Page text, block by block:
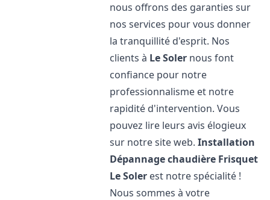
nous offrons des garanties sur
nos services pour vous donner
la tranquillité d'esprit. Nos
clients à Le Soler nous font
confiance pour notre
professionnalisme et notre
rapidité d'intervention. Vous
pouvez lire leurs avis élogieux
sur notre site web.Installation
Dépannage chaudière Frisquet
Le Soler est notre spécialité !
Nous sommes à votre